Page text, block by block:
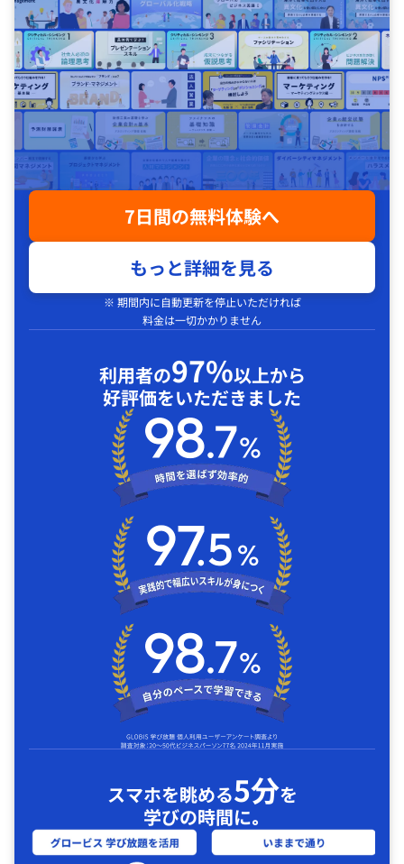
7日間の無料体験へ
もっと詳細を見る
※ 期間内に自動更新を停止いただければ
料金は一切かかりません
利用者の97%以上から
好評価をいただきました
スマホを眺める5分を
学びの時間に｡